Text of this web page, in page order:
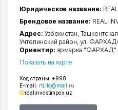
Код страны: +998
E-mail: rti.llc@mail.ru
realinvestimpex.uz
Юридическое название:
Брендовое название: REAL
Адрес: Узбекистан,
Учтепинский район,ул.
Ориентир: ярмарка "ФАРХАД"
Показать на карте